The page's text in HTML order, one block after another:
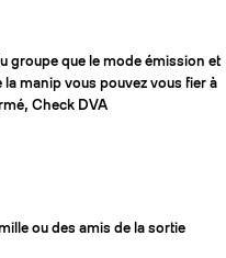
groupe que le mode émission et
manip vous pouvez vous fier à
Check DVA
ou des amis de la sortie